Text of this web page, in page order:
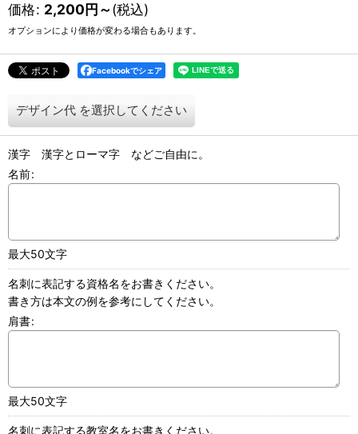
価格: 2,200円～(税込)
オプションにより価格が変わる場合もあります。
Facebookでシェア
デザイン代 を選択してください
漢字 漢字とローマ字 などご自由に。
名前:
最大50文字
名刺に表記する資格名をお書きください。
書き方は本文の例を参考にしてください。
肩書:
最大50文字
名刺に表記する教室名をお書きください。